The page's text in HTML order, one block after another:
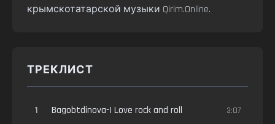
крымскотатарской музыки Qirim.Online.
ТРЕКЛИСТ
1 Bagobtdinova-I Love rock and roll 3:07